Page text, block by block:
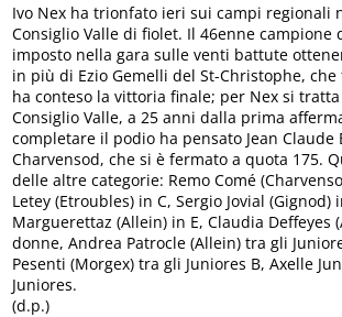
Ivo Nex ha trionfato ieri sui campi regionali
Consiglio Valle di fiolet. Il 46enne campione
imposto nella gara sulle venti battute
in più di Ezio Gemelli del St-Christophe, che
ha conteso la vittoria finale; per Nex si
Consiglio Valle, a 25 anni dalla prima
completare il podio ha pensato Jean Claude
Charvensod, che si è fermato a quota 175.
delle altre categorie: Remo Comé
Letey (Etroubles) in C, Sergio Jovial (Gignod)
Marguerettaz (Allein) in E, Claudia Deffeyes
donne, Andrea Patrocle (Allein) tra gli
Pesenti (Morgex) tra gli Juniores B, Axelle
Juniores.
(d.p.)